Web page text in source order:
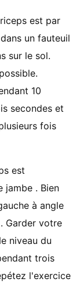
est par
un fauteuil
sur le sol.
10
secondes et
fois
est
jambe . Bien
à angle
Garder votre
niveau du
trois
l'exercice